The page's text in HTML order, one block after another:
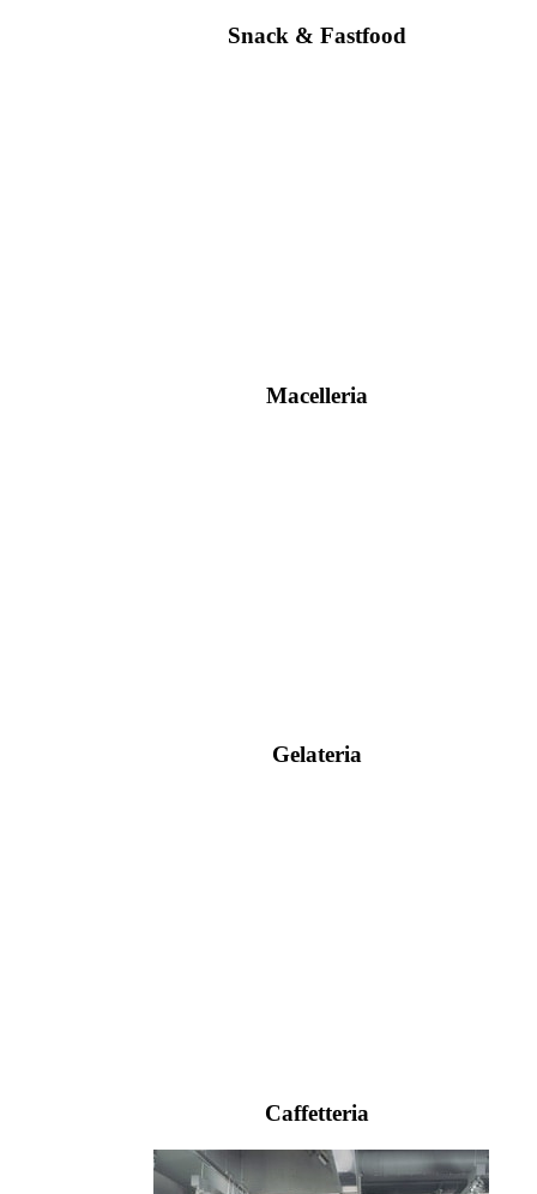
Snack & Fastfood
Macelleria
Gelateria
Caffetteria